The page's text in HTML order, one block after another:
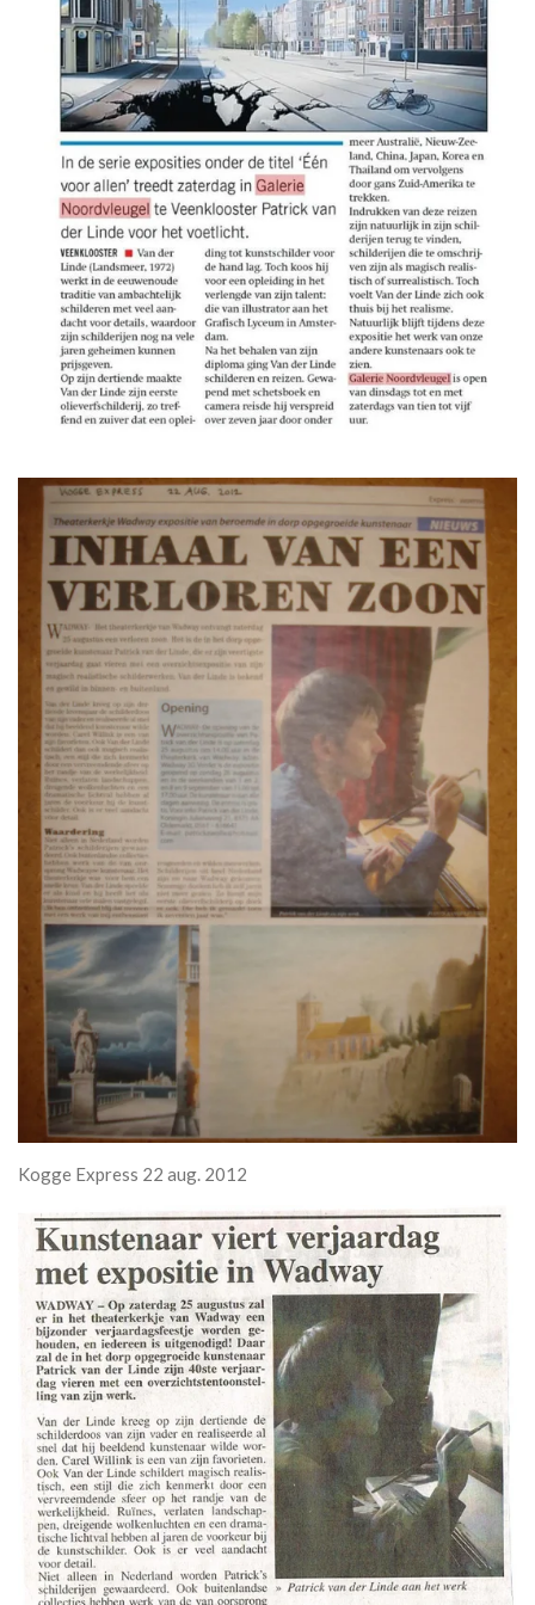
Kogge Express 22 aug. 2012